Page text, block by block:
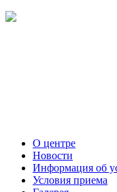
О центре
Новости
Информация об
Условия приема